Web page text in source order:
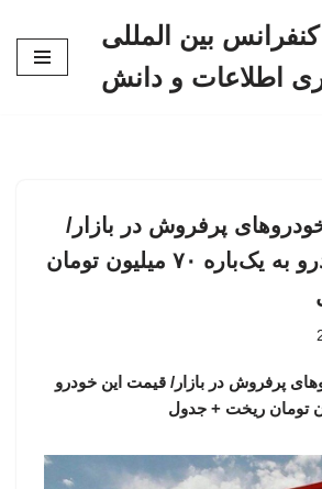
بین المللی
اطلاعات و دانش
پرفروش در بازار/
قیمت این خودرو به یک‌باره ۷۰ میلیون تومان
پرفروش در بازار/ قیمت این خودرو